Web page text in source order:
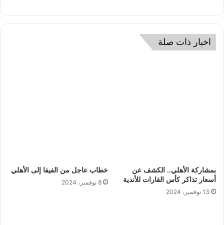
اخبار ذات صلة
بمشاركة الأهلي.. الكشف عن
أسعار تذاكر كأس القارات للأندية
13 نوفمبر، 2024
خطاب عاجل من الفيفا إلى الأهلي
8 نوفمبر، 2024